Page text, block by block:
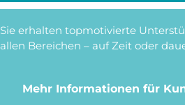
Sie erhalten topmotivierte
allen Bereichen – auf Zeit oder
Mehr Informationen für